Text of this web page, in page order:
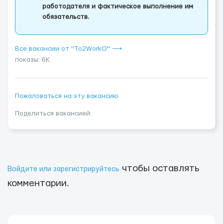
работодателя и фактическое выполнение им
обязательств.
Все вакансии от "To2WorkO" ⟶
показы: 6K
Пожаловаться на эту вакансию
Поделиться вакансией:
Войдите или зарегистрируйтесь чтобы оставлять
комментарии.